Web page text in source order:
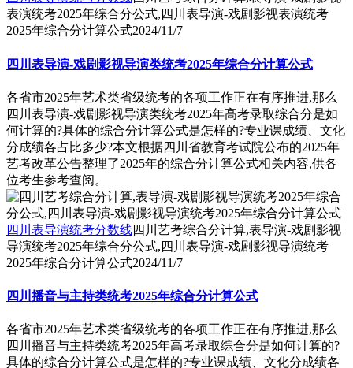
表演统考2025年综合分公式,四川表导演-戏剧影视表演统考
2025年综合分计算公式2024/11/7
四川表导演-戏剧影视导演类统考2025年综合分计算公式
各省市2025年艺术类省级统考的各项工作正在有序推进,那么
四川表导演-戏剧影视导演类统考2025年高考录取综合分是如
何计算的?具体的综合分计算公式是怎样的?专业课成绩、文化
分成绩各占比多少?本文根据四川省教育考试院公布的2025年
艺考改革公告整理了2025年的综合分计算公式相关内容,供各
位考生参考查阅。
四川表导演统考分数线四川艺考综合分计算,表导演-戏剧影视
导演统考2025年综合分公式,四川表导演-戏剧影视导演统考
2025年综合分计算公式2024/11/7
四川播音与主持类统考2025年综合分计算公式
各省市2025年艺术类省级统考的各项工作正在有序推进,那么
四川播音与主持类统考2025年高考录取综合分是如何计算的?
具体的综合分计算公式是怎样的?专业课成绩、文化分成绩各